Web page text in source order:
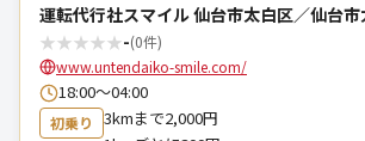
運転代行社スマイル 仙台市太白区／仙台
★★★★★-(0件)
www.untendaiko-smile.com/
18:00～04:00
初乗り
3kmまで2,000円